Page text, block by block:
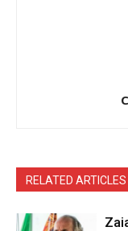
RELATED ARTICLES